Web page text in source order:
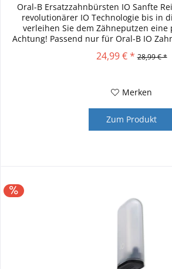
Oral-B Ersatzzahnbürsten IO Sanfte
revolutionärer IO Technologie bis in
verleihen Sie dem Zähneputzen eine
Achtung! Passend nur für Oral-B IO
24,99 € * 28,99 € *
Merken
Zum Produkt